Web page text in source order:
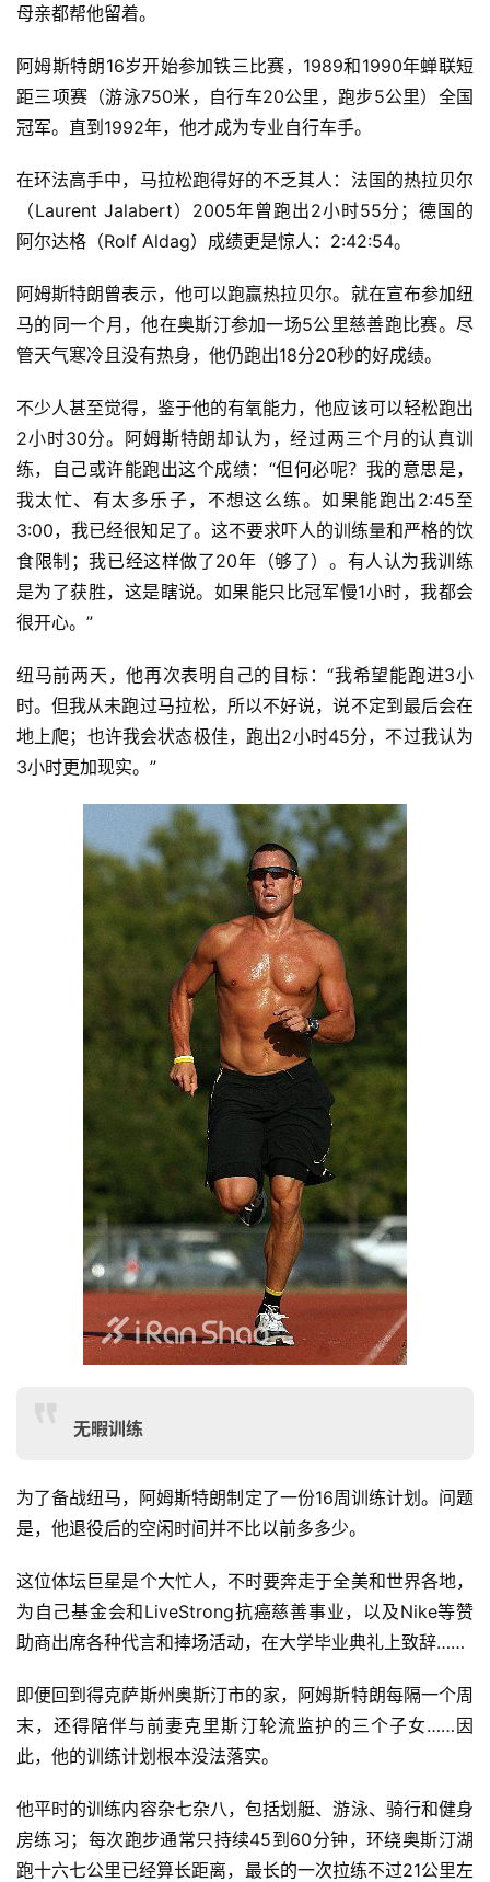
母亲都帮他留着。
阿姆斯特朗16岁开始参加铁三比赛，1989和1990年蝉联短
距三项赛（游泳750米，自行车20公里，跑步5公里）全国
冠军。直到1992年，他才成为专业自行车手。
在环法高手中，马拉松跑得好的不乏其人：法国的热拉贝尔
（Laurent Jalabert）2005年曾跑出2小时55分；德国的
阿尔达格（Rolf Aldag）成绩更是惊人：2:42:54。
阿姆斯特朗曾表示，他可以跑赢热拉贝尔。就在宣布参加纽
马的同一个月，他在奥斯汀参加一场5公里慈善跑比赛。尽
管天气寒冷且没有热身，他仍跑出18分20秒的好成绩。
不少人甚至觉得，鉴于他的有氧能力，他应该可以轻松跑出
2小时30分。阿姆斯特朗却认为，经过两三个月的认真训
练，自己或许能跑出这个成绩：“但何必呢？我的意思是，
我太忙、有太多乐子，不想这么练。如果能跑出2:45至
3:00，我已经很知足了。这不要求吓人的训练量和严格的饮
食限制；我已经这样做了20年（够了）。有人认为我训练
是为了获胜，这是瞎说。如果能只比冠军慢1小时，我都会
很开心。”
纽马前两天，他再次表明自己的目标：“我希望能跑进3小
时。但我从未跑过马拉松，所以不好说，说不定到最后会在
地上爬；也许我会状态极佳，跑出2小时45分，不过我认为
3小时更加现实。”
无暇训练
为了备战纽马，阿姆斯特朗制定了一份16周训练计划。问题
是，他退役后的空闲时间并不比以前多多少。
这位体坛巨星是个大忙人，不时要奔走于全美和世界各地，
为自己基金会和LiveStrong抗癌慈善事业，以及Nike等赞
助商出席各种代言和捧场活动，在大学毕业典礼上致辞……
即便回到得克萨斯州奥斯汀市的家，阿姆斯特朗每隔一个周
末，还得陪伴与前妻克里斯汀轮流监护的三个子女……因
此，他的训练计划根本没法落实。
他平时的训练内容杂七杂八，包括划艇、游泳、骑行和健身
房练习；每次跑步通常只持续45到60分钟，环绕奥斯汀湖
跑十六七公里已经算长距离，最长的一次拉练不过21公里左